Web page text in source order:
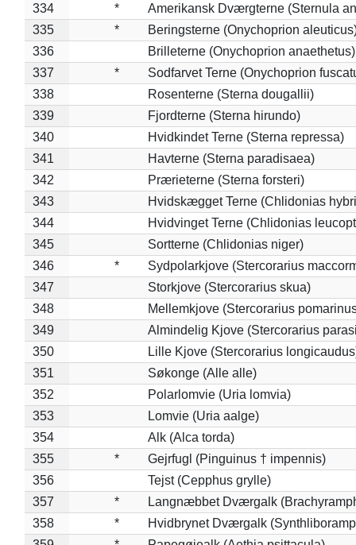
334
*
Amerikansk Dværgterne (Sternula
335
*
Beringsterne (Onychoprion
336
Brilleterne (Onychoprion anaethetus)
337
*
Sodfarvet Terne (Onychoprion
338
Rosenterne (Sterna dougallii)
339
Fjordterne (Sterna hirundo)
340
Hvidkindet Terne (Sterna repressa)
341
Havterne (Sterna paradisaea)
342
Prærieterne (Sterna forsteri)
343
Hvidskægget Terne (Chlidonias
344
Hvidvinget Terne (Chlidonias
345
Sortterne (Chlidonias niger)
346
*
Sydpolarkjove (Stercorarius
347
Storkjove (Stercorarius skua)
348
Mellemkjove (Stercorarius
349
Almindelig Kjove (Stercorarius
350
Lille Kjove (Stercorarius
351
Søkonge (Alle alle)
352
Polarlomvie (Uria lomvia)
353
Lomvie (Uria aalge)
354
Alk (Alca torda)
355
*
Gejrfugl (Pinguinus † impennis)
356
Tejst (Cepphus grylle)
357
*
Langnæbbet Dværgalk
358
*
Hvidbrynet Dværgalk